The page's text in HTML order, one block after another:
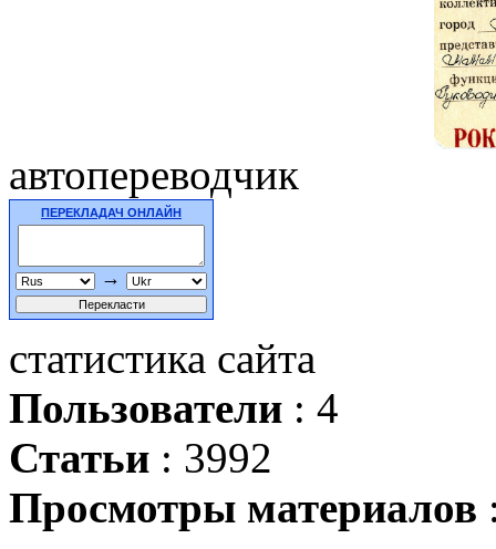
автопереводчик
ПЕРЕКЛАДАЧ ОНЛАЙН
→
статистика сайта
Пользователи : 4
Статьи : 3992
Просмотры материалов